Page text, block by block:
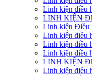
Linh kiện điều
LINH KIỆN
Linh kiện Điều
Linh kiện điều
Linh kiện điều
Linh kiện điều
LINH KIỆN
Linh kiện điều